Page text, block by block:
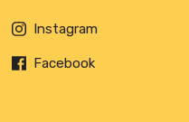
Instagram
Facebook